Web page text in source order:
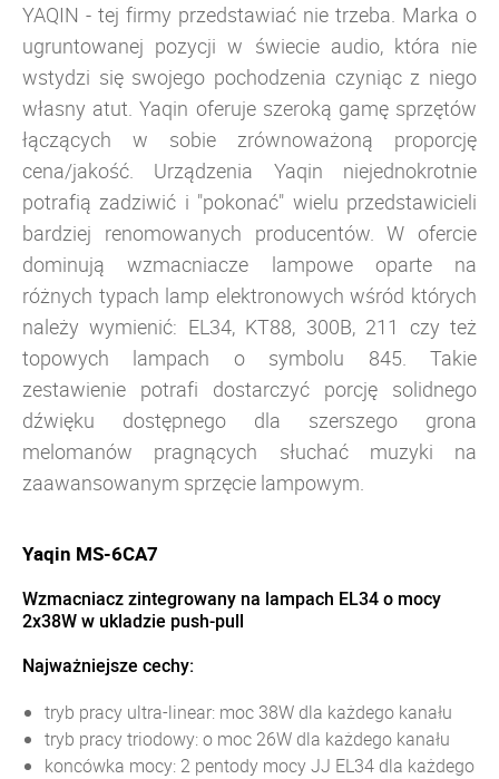
YAQIN - tej firmy przedstawiać nie trzeba. Marka o
ugruntowanej pozycji w świecie audio, która nie
wstydzi się swojego pochodzenia czyniąc z niego
własny atut. Yaqin oferuje szeroką gamę sprzętów
łączących w sobie zrównoważoną proporcję
cena/jakość. Urządzenia Yaqin niejednokrotnie
potrafią zadziwić i "pokonać" wielu przedstawicieli
bardziej renomowanych producentów. W ofercie
dominują wzmacniacze lampowe oparte na
różnych typach lamp elektronowych wśród których
należy wymienić: EL34, KT88, 300B, 211 czy też
topowych lampach o symbolu 845. Takie
zestawienie potrafi dostarczyć porcję solidnego
dźwięku dostępnego dla szerszego grona
melomanów pragnących słuchać muzyki na
zaawansowanym sprzęcie lampowym.
Yaqin MS-6CA7
Wzmacniacz zintegrowany na lampach EL34 o mocy
2x38W w ukladzie push-pull
Najważniejsze cechy:
tryb pracy ultra-linear: moc 38W dla każdego kanału
tryb pracy triodowy: o moc 26W dla każdego kanału
koncówka mocy: 2 pentody mocy JJ EL34 dla każdego